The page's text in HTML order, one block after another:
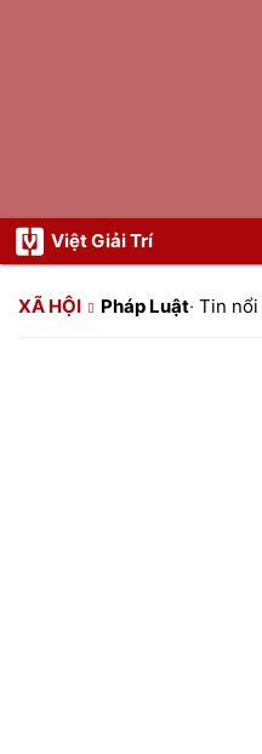
Việt Giải Trí
XÃ HỘI Pháp Luật· Tin nổi